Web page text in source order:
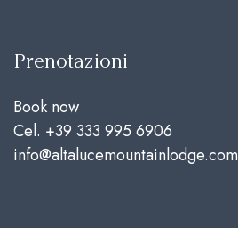
Prenotazioni
Book now
Cel. +39 333 995 6906
info@altalucemountainlodge.com